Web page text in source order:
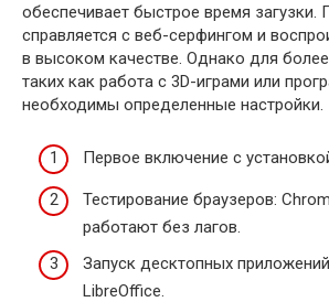
обеспечивает быстрое время загузки.
справляется с веб-серфингом и
в высоком качестве. Однако для
таких как работа с 3D-играми или
необходимы определенные настройки.
Первое включение с
Тестирование браузеров:
работают без лагов.
Запуск десктопных
LibreOffice.